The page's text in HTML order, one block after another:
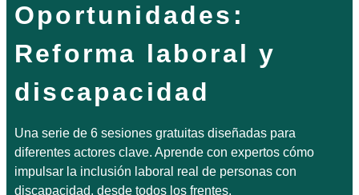
Oportunidades:
Reforma laboral y
discapacidad
Una serie de 6 sesiones gratuitas diseñadas para
diferentes actores clave. Aprende con expertos cómo
impulsar la inclusión laboral real de personas con
discapacidad, desde todos los frentes.